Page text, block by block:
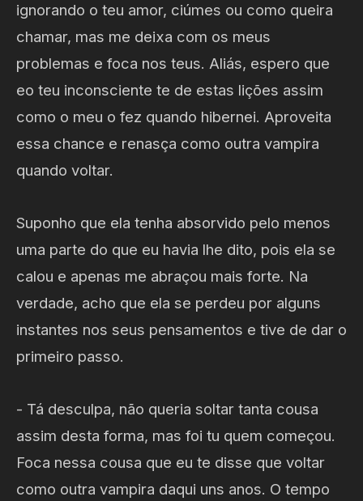
ignorando o teu amor, ciúmes ou como queira
chamar, mas me deixa com os meus
problemas e foca nos teus. Aliás, espero que
eo teu inconsciente te de estas lições assim
como o meu o fez quando hibernei. Aproveita
essa chance e renasça como outra vampira
quando voltar.
Suponho que ela tenha absorvido pelo menos
uma parte do que eu havia lhe dito, pois ela se
calou e apenas me abraçou mais forte. Na
verdade, acho que ela se perdeu por alguns
instantes nos seus pensamentos e tive de dar o
primeiro passo.
- Tá desculpa, não queria soltar tanta cousa
assim desta forma, mas foi tu quem começou.
Foca nessa cousa que eu te disse que voltar
como outra vampira daqui uns anos. O tempo